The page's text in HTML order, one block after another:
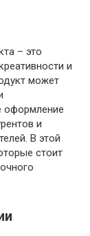
– это
и
может
оформление
и
В этой
стоит